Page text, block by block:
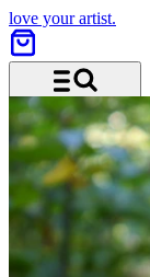
love your artist.
Menü und Suche